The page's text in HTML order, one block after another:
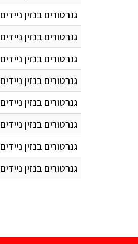
גנרטורים בנזין ניידים
גנרטורים בנזין ניידים
גנרטורים בנזין ניידים
גנרטורים בנזין ניידים
גנרטורים בנזין ניידים
גנרטורים בנזין ניידים
גנרטורים בנזין ניידים
גנרטורים בנזין ניידים